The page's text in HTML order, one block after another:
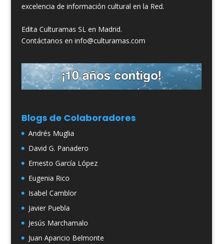
excelencia de información cultural en la Red.
Edita Culturamas SL en Madrid.
Contáctanos en info@culturamas.com
Blogs de Colaboradores
Andrés Muglia
David G. Panadero
Ernesto García López
Eugenia Rico
Isabel Camblor
Javier Puebla
Jesús Marchamalo
Juan Aparicio Belmonte